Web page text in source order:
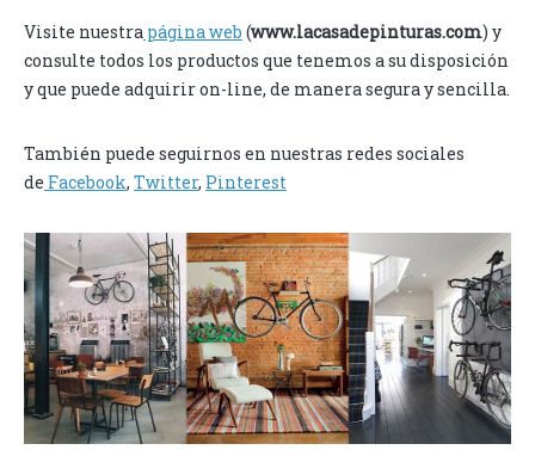
Visite nuestra página web (www.lacasadepinturas.com) y
consulte todos los productos que tenemos a su disposición
y que puede adquirir on-line, de manera segura y sencilla.
También puede seguirnos en nuestras redes sociales
de Facebook, Twitter, Pinterest